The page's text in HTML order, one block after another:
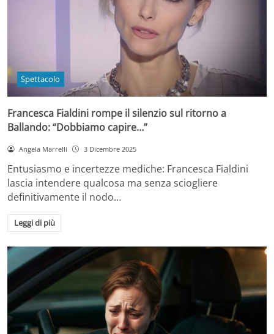
Spettacolo
Francesca Fialdini rompe il silenzio sul ritorno a
Ballando: “Dobbiamo capire…”
Angela Marrelli 3 Dicembre 2025
Entusiasmo e incertezze mediche: Francesca Fialdini
lascia intendere qualcosa ma senza sciogliere
definitivamente il nodo…
Leggi di più